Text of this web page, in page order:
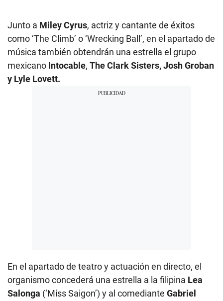
Junto a Miley Cyrus, actriz y cantante de éxitos
como ‘The Climb’ o ‘Wrecking Ball’, en el apartado de
música también obtendrán una estrella el grupo
mexicano Intocable, The Clark Sisters, Josh Groban
y Lyle Lovett.
En el apartado de teatro y actuación en directo, el
organismo concederá una estrella a la filipina Lea
Salonga (‘Miss Saigon’) y al comediante Gabriel